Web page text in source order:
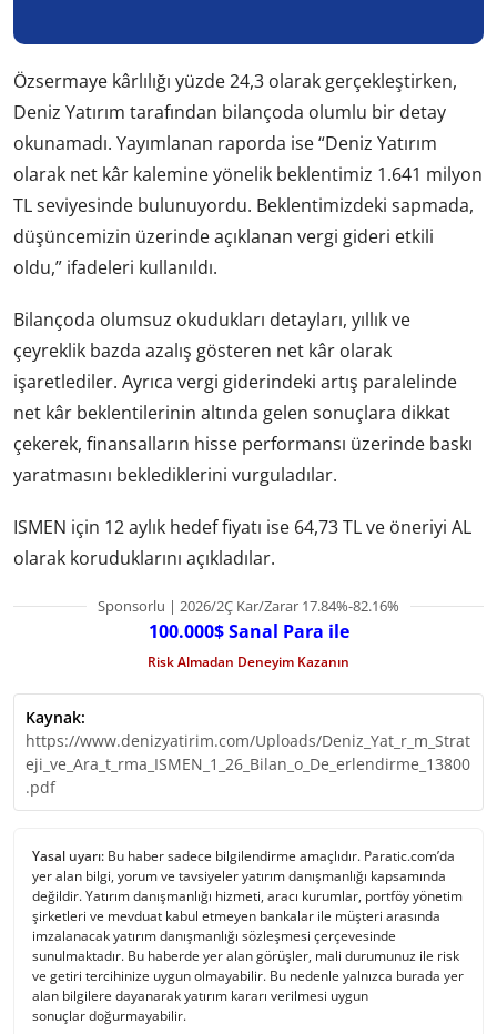
Özsermaye kârlılığı yüzde 24,3 olarak gerçekleştirken,
Deniz Yatırım tarafından bilançoda olumlu bir detay
okunamadı. Yayımlanan raporda ise “Deniz Yatırım
olarak net kâr kalemine yönelik beklentimiz 1.641 milyon
TL seviyesinde bulunuyordu. Beklentimizdeki sapmada,
düşüncemizin üzerinde açıklanan vergi gideri etkili
oldu,” ifadeleri kullanıldı.
Bilançoda olumsuz okudukları detayları, yıllık ve
çeyreklik bazda azalış gösteren net kâr olarak
işaretlediler. Ayrıca vergi giderindeki artış paralelinde
net kâr beklentilerinin altında gelen sonuçlara dikkat
çekerek, finansalların hisse performansı üzerinde baskı
yaratmasını beklediklerini vurguladılar.
ISMEN için 12 aylık hedef fiyatı ise 64,73 TL ve öneriyi AL
olarak koruduklarını açıkladılar.
Sponsorlu | 2026/2Ç Kar/Zarar 17.84%-82.16%
100.000$ Sanal Para ile
Risk Almadan Deneyim Kazanın
Kaynak:
https://www.denizyatirim.com/Uploads/Deniz_Yat_r_m_Strat
eji_ve_Ara_t_rma_ISMEN_1_26_Bilan_o_De_erlendirme_13800
.pdf
Yasal uyarı: Bu haber sadece bilgilendirme amaçlıdır. Paratic.com’da
yer alan bilgi, yorum ve tavsiyeler yatırım danışmanlığı kapsamında
değildir. Yatırım danışmanlığı hizmeti, aracı kurumlar, portföy yönetim
şirketleri ve mevduat kabul etmeyen bankalar ile müşteri arasında
imzalanacak yatırım danışmanlığı sözleşmesi çerçevesinde
sunulmaktadır. Bu haberde yer alan görüşler, mali durumunuz ile risk
ve getiri tercihinize uygun olmayabilir. Bu nedenle yalnızca burada yer
alan bilgilere dayanarak yatırım kararı verilmesi uygun
sonuçlar doğurmayabilir.